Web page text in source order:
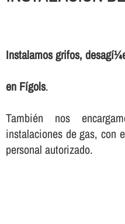
Instalamos grifos,
en Fígols.
También nos
instalaciones de gas, con
personal autorizado.